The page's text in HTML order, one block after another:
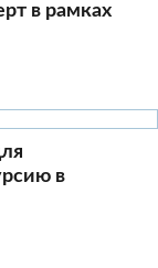
в рамках
в